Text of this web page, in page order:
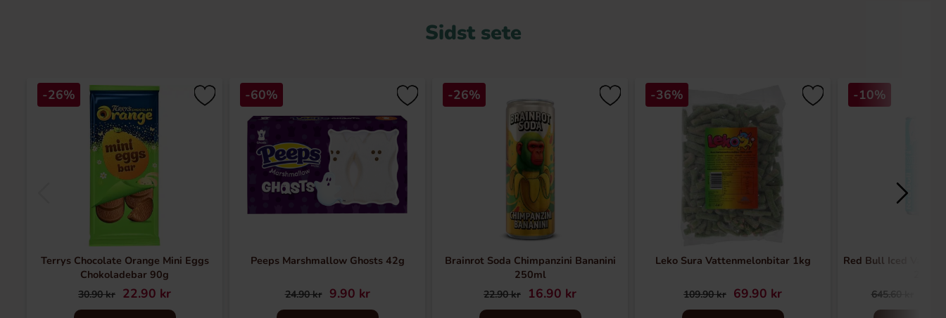
Sidst sete
-26%
Terrys Chocolate Orange Mini Eggs
Chokoladebar 90g
30.90 kr 22.90 kr
-60%
Peeps Marshmallow Ghosts 42g
24.90 kr 9.90 kr
-26%
Brainrot Soda Chimpanzini Bananini
250ml
22.90 kr 16.90 kr
-36%
Leko Sura Vattenmelonbitar 1kg
109.90 kr 69.90 kr
-10%
Red Bull Iced
645.60 kr